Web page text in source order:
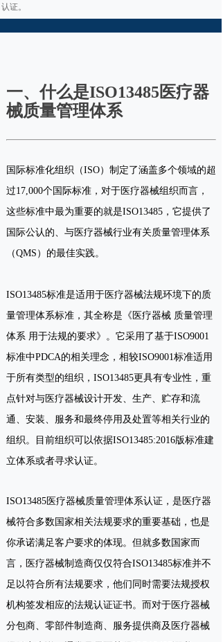
认证。
一、什么是ISO13485医疗器
械质量管理体系
国际标准化组织（ISO）制定了涵盖多个领域的超
过17,000个国际标准，对于医疗器械组织而言，
这些标准中最为重要的就是ISO13485，它提供了
国际公认的、与医疗器械行业有关质量管理体系
（QMS）的最佳实践。
ISO13485标准是适用于医疗器械法规环境下的质
量管理体系标准，其全称是《医疗器械 质量管理
体系 用于法规的要求》。它采用了基于ISO9001
标准中PDCA的相关理念，相较ISO9001标准适用
于所有类型的组织，ISO13485更具有专业性，重
点针对与医疗器械设计开发、生产、贮存和流
通、安装、服务和最终停用及处置等相关行业的
组织。目前组织可以依据ISO13485:2016版标准建
立体系或者寻求认证。
ISO13485医疗器械质量管理体系认证，是医疗器
械符合多数国家相关法规要求的重要基础，也是
你承诺满足客户要求的体现。但就多数国家而
言，医疗器械制造商仅仅符合ISO13485标准并不
足以符合所有法规要求，他们同时需要法规授权
机构签发相应的法规认证证书。而对于医疗器械
分包商、零部件制造商、服务提供商及医疗器械